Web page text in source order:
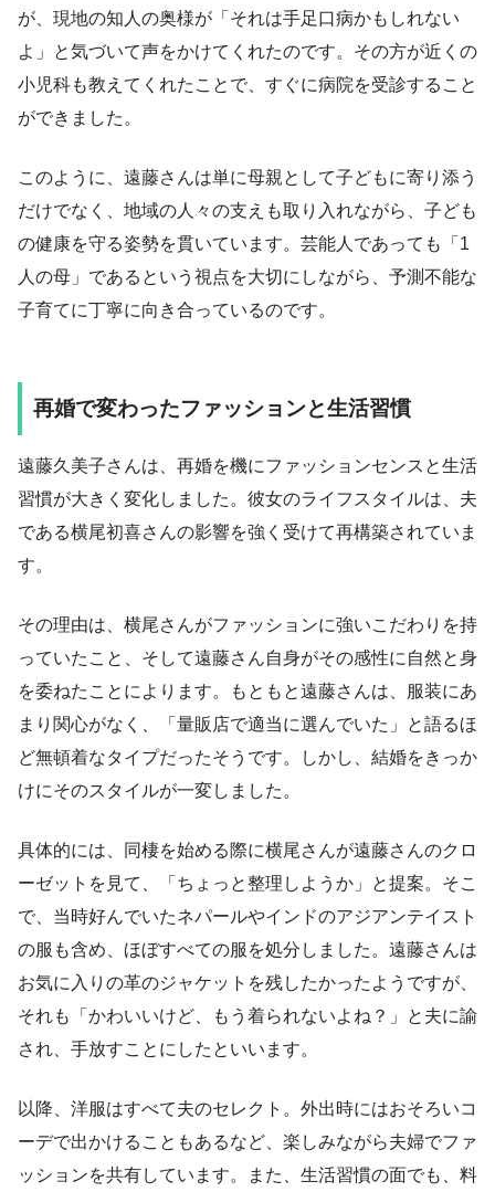
が、現地の知人の奥様が「それは手足口病かもしれない
よ」と気づいて声をかけてくれたのです。その方が近くの
小児科も教えてくれたことで、すぐに病院を受診すること
ができました。
このように、遠藤さんは単に母親として子どもに寄り添う
だけでなく、地域の人々の支えも取り入れながら、子ども
の健康を守る姿勢を貫いています。芸能人であっても「1
人の母」であるという視点を大切にしながら、予測不能な
子育てに丁寧に向き合っているのです。
再婚で変わったファッションと生活習慣
遠藤久美子さんは、再婚を機にファッションセンスと生活
習慣が大きく変化しました。彼女のライフスタイルは、夫
である横尾初喜さんの影響を強く受けて再構築されていま
す。
その理由は、横尾さんがファッションに強いこだわりを持
っていたこと、そして遠藤さん自身がその感性に自然と身
を委ねたことによります。もともと遠藤さんは、服装にあ
まり関心がなく、「量販店で適当に選んでいた」と語るほ
ど無頓着なタイプだったそうです。しかし、結婚をきっか
けにそのスタイルが一変しました。
具体的には、同棲を始める際に横尾さんが遠藤さんのクロ
ーゼットを見て、「ちょっと整理しようか」と提案。そこ
で、当時好んでいたネパールやインドのアジアンテイスト
の服も含め、ほぼすべての服を処分しました。遠藤さんは
お気に入りの革のジャケットを残したかったようですが、
それも「かわいいけど、もう着られないよね？」と夫に諭
され、手放すことにしたといいます。
以降、洋服はすべて夫のセレクト。外出時にはおそろいコ
ーデで出かけることもあるなど、楽しみながら夫婦でファ
ッションを共有しています。また、生活習慣の面でも、料